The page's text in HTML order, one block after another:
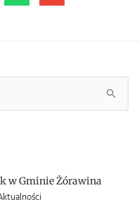
w Gminie Żórawina